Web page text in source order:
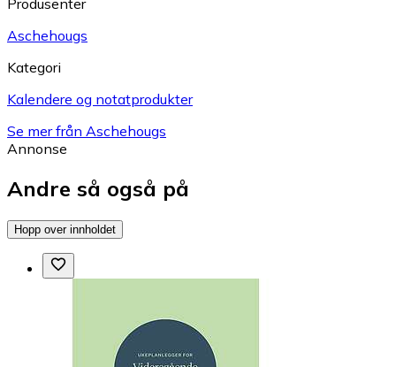
Produsenter
Aschehougs
Kategori
Kalendere og notatprodukter
Se mer från Aschehougs
Annonse
Andre så også på
Hopp over innholdet